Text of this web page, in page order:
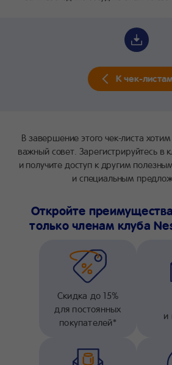
К чек-
В завершение этого чек-листа
важный совет. Зарегистрируйтесь в
и получите доступ к другим
и специальным
Откройте
только членам клуба
Скидка до 15%
для постоянных
покупателей*
и